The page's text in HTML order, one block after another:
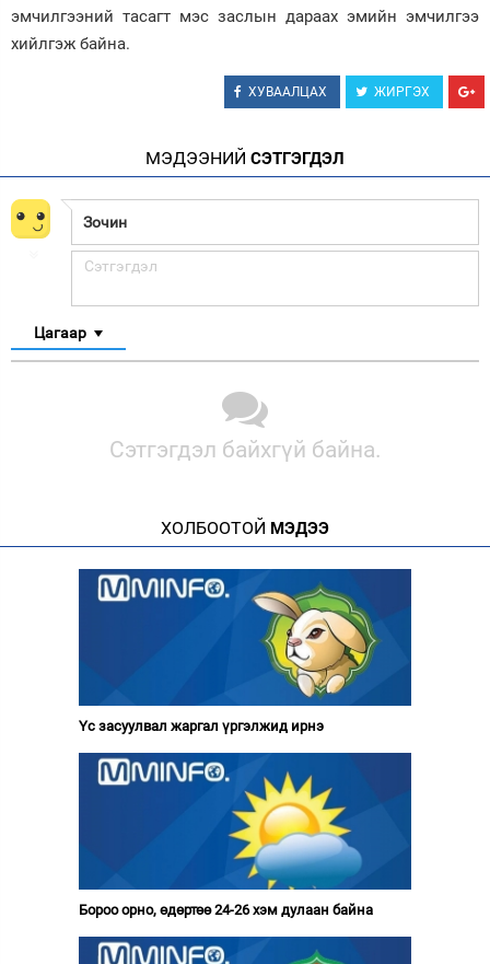
эмчилгээний тасагт мэс заслын дараах эмийн эмчилгээ
хийлгэж байна.
ХУВААЛЦАХ ЖИРГЭХ
МЭДЭЭНИЙ СЭТГЭГДЭЛ
Цагаар
Сэтгэгдэл байхгүй байна.
ХОЛБООТОЙ МЭДЭЭ
Үс засуулвал жаргал үргэлжид ирнэ
Бороо орно, өдөртөө 24-26 хэм дулаан байна